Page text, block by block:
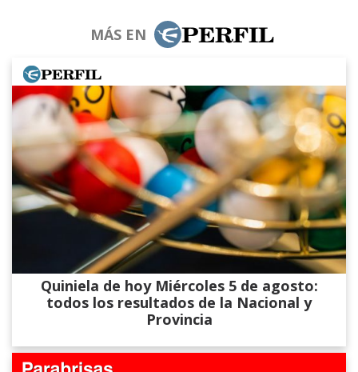
MÁS EN
Quiniela de hoy Miércoles 5 de agosto:
todos los resultados de la Nacional y
Provincia